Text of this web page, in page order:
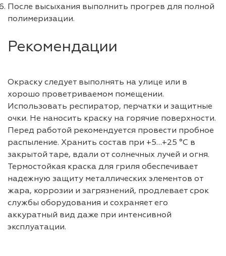
После высыхания выполнить прогрев для полной
полимеризации.
Рекомендации
Окраску следует выполнять на улице или в
хорошо проветриваемом помещении.
Использовать респиратор, перчатки и защитные
очки. Не наносить краску на горячие поверхности.
Перед работой рекомендуется провести пробное
распыление. Хранить состав при +5…+25 °C в
закрытой таре, вдали от солнечных лучей и огня.
Термостойкая краска для гриля обеспечивает
надежную защиту металлических элементов от
жара, коррозии и загрязнений, продлевает срок
службы оборудования и сохраняет его
аккуратный вид даже при интенсивной
эксплуатации.